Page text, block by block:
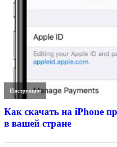
Инструкции
Как скачать на iPhone
в вашей стране